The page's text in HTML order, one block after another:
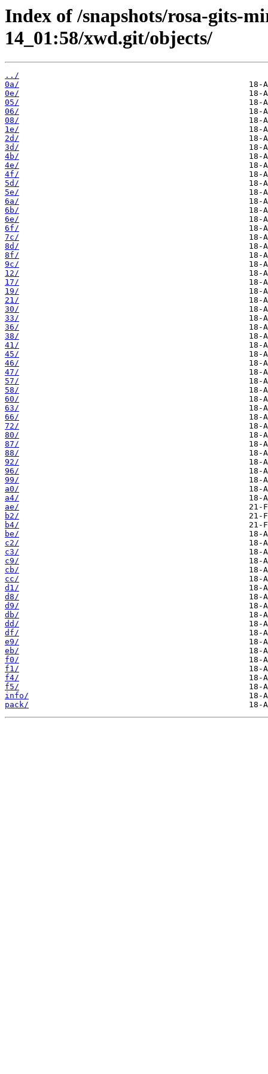
Index of /snapshots/rosa-gits-
14_01:58/xwd.git/objects/
../
0a/
0e/
05/
06/
08/
1e/
2d/
3d/
4b/
4e/
4f/
5d/
5e/
6a/
6b/
6e/
6f/
7c/
8d/
8f/
9c/
12/
17/
19/
21/
30/
33/
36/
38/
41/
45/
46/
47/
57/
58/
60/
63/
66/
72/
80/
87/
88/
92/
96/
99/
a0/
a4/
ae/
b2/
b4/
be/
c2/
c3/
c9/
cb/
cc/
d1/
d8/
d9/
db/
dd/
df/
e9/
eb/
f0/
f1/
f4/
f5/
info/
pack/